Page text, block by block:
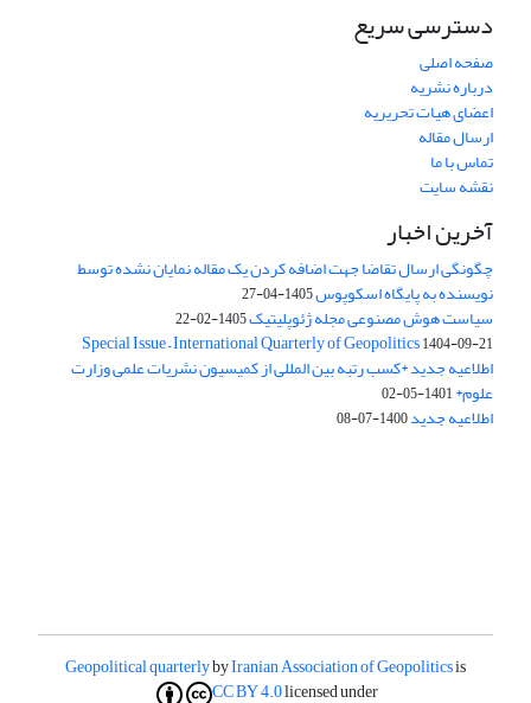
دسترسی سریع
صفحه اصلی
درباره نشریه
اعضای هیات تحریریه
ارسال مقاله
تماس با ما
نقشه سایت
آخرین اخبار
چگونگی ارسال تقاضا جهت اضافه کردن یک مقاله نمایان نشده توسط
نویسنده به پایگاه اسکوپوس1405-04-27
سیاست هوش مصنوعی مجله ژئوپلیتیک1405-02-22
Special Issue – International Quarterly of Geopolitics1404-09-21
اطلاعیه جدید *کسب رتبه بین المللی از کمیسیون نشریات علمی وزارت
علوم*1401-05-02
اطلاعیه جدید1400-07-08
Geopolitical quarterlybyIranian Association of Geopoliticsis
licensed under
CC BY 4.0